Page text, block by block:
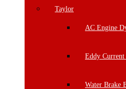
Taylor
AC Engine
Eddy Current
Water Brake